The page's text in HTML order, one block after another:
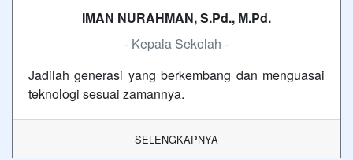
IMAN NURAHMAN, S.Pd., M.Pd.
- Kepala Sekolah -
Jadilah generasi yang berkembang dan menguasai
teknologi sesuai zamannya.
SELENGKAPNYA